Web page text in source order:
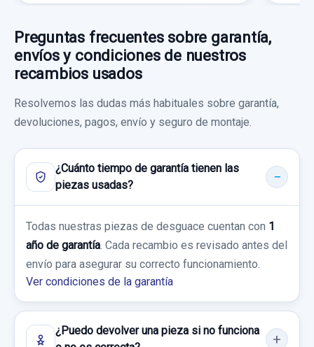
ELEVALUNAS DELANTERO DERECHO
ELECTRICO 2 PIN 5 PIN
ELEVALUNAS DELANTERO DERECHO...
usado.
KIA RIO LS BERLINA
Preguntas frecuentes sobre garantía,
envíos y condiciones de nuestros
recambios usados
Resolvemos las dudas más habituales sobre garantía,
devoluciones, pagos, envío y seguro de montaje.
¿Cuánto tiempo de garantía tienen las
piezas usadas?
Todas nuestras piezas de desguace cuentan con 1
año de garantía . Cada recambio es revisado antes del
envío para asegurar su correcto funcionamiento.
Ver condiciones de la garantía
¿Puedo devolver una pieza si no funciona